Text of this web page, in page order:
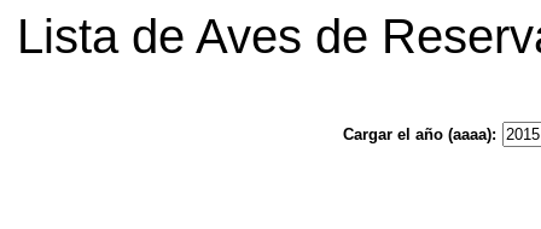
Lista de Aves de
Cargar el año (aaaa):